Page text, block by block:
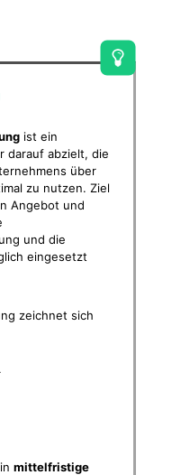
ist ein
darauf abzielt, die
über
zu nutzen. Ziel
Angebot und
und die
eingesetzt
zeichnet sich
mittelfristige